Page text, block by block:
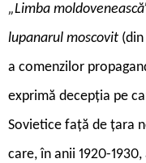
„Limba
lupanarul moscovit
a comenzilor
exprimă decepția pe
Sovietice față de țara
care, în anii 1920-